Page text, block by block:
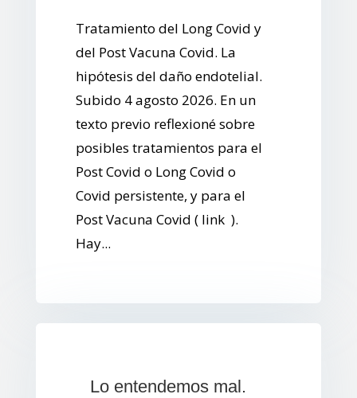
Tratamiento del Long Covid y
del Post Vacuna Covid. La
hipótesis del daño endotelial.
Subido 4 agosto 2026. En un
texto previo reflexioné sobre
posibles tratamientos para el
Post Covid o Long Covid o
Covid persistente, y para el
Post Vacuna Covid ( link ).
Hay...
Lo entendemos mal.